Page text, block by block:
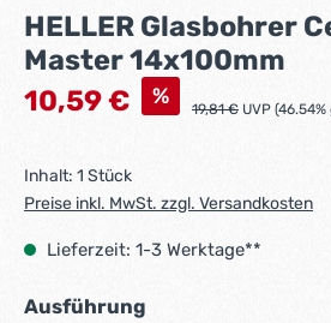
HELLER Glasbohrer
Master 14x100mm
Verkaufspreis:
10,59 € % Regulärer Preis:
19,81 € UVP
Inhalt: 1 Stück
Preise inkl. MwSt. zzgl. Versandkosten
Lieferzeit: 1-3 Werktage**
Ausführung